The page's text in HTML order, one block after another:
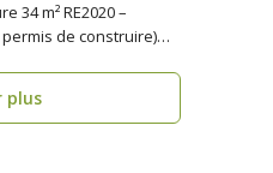
34 m² RE2020 –
permis de construire)
plus